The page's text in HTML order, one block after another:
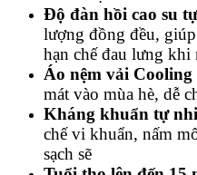
Độ đàn hồi cao su
lượng đồng đều,
hạn chế đau lưng khi
Áo nệm vải Cooling
mát vào mùa hè, dễ
Kháng khuẩn tự
chế vi khuẩn, nấm
sạch sẽ